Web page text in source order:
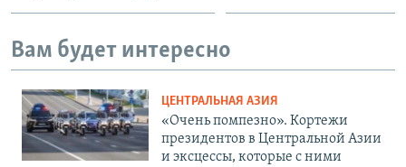
Вам будет интересно
ЦЕНТРАЛЬНАЯ АЗИЯ
«Очень помпезно». Кортежи
президентов в Центральной Азии
и эксцессы, которые с ними